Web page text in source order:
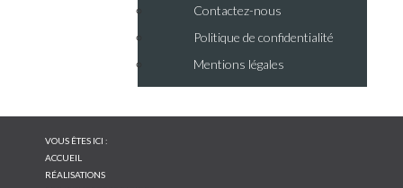
Contactez-nous
Politique de confidentialité
Mentions légales
VOUS ÊTES ICI :
ACCUEIL
RÉALISATIONS